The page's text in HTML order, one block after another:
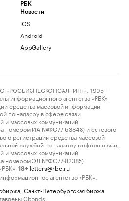
РБК
Новости
iOS
Android
AppGallery
«РОСБИЗНЕСКОНСАЛТИНГ», 1995–
информационного агентства «РБК»
средства массовой информации
по надзору в сфере связи,
и массовых коммуникаций
номером ИА №ФС77-63848) и сетевого
о регистрации средства массовой
службой по надзору в сфере связи,
и массовых коммуникаций
номером ЭЛ №ФС77-82385)
18+ letters@rbc.ru
агентство «РБК».
Санкт-Петербургская биржа
Cbonds.